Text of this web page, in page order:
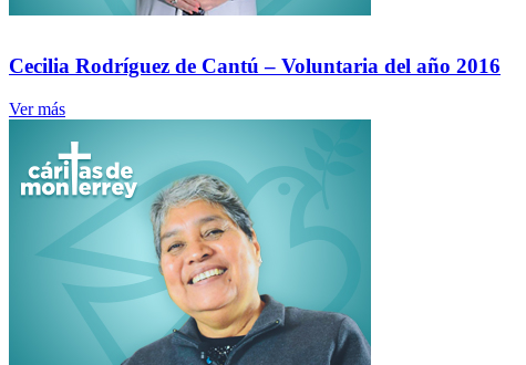
Cecilia Rodríguez de Cantú – Voluntaria del año 2016
Ver más